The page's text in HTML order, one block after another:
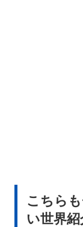
こちら
い世界